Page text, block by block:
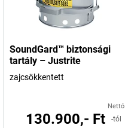
SoundGard™ biztonsági
tartály – Justrite
zajcsökkentett
Nettó
130.900,- Ft -tól